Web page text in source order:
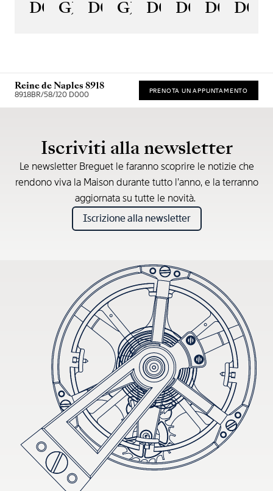
D0
GJ29BH89254DD5J4
D0
GJE25BH20.8985DB
D0
D0
D0
Reine de Naples 8918
8918BR/58/J20 D000 PRENOTA UN APPUNTAMENTO
Iscriviti alla newsletter
Le newsletter Breguet le faranno scoprire le notizie che
rendono viva la Maison durante tutto l’anno, e la terranno
aggiornata su tutte le novità.
Iscrizione alla newsletter